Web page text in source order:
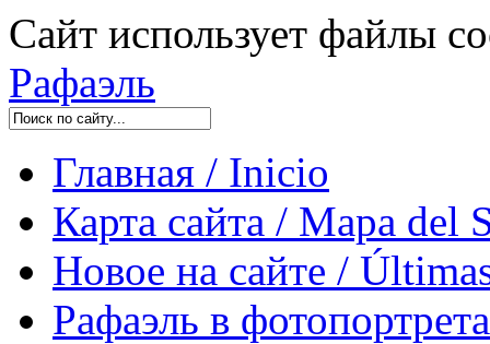
Сайт использует файлы
Рафаэль
Главная / Inicio
Карта сайта / Mapa del
Новое на сайте /
Рафаэль в